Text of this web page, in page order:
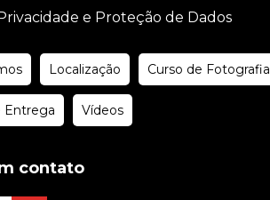
e Proteção de Dados
Localização Curso de Fotografia
Entrega Vídeos
contato